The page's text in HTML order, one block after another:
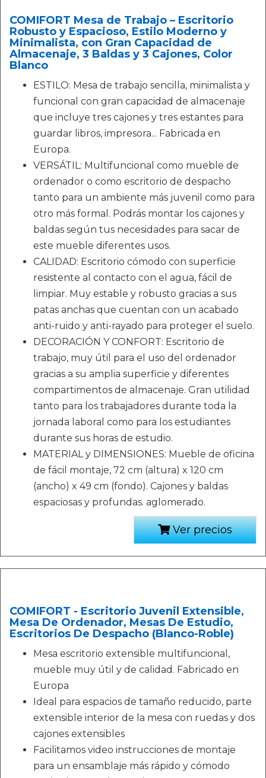
COMIFORT Mesa de Trabajo – Escritorio
Robusto y Espacioso, Estilo Moderno y
Minimalista, con Gran Capacidad de
Almacenaje, 3 Baldas y 3 Cajones, Color
Blanco
ESTILO: Mesa de trabajo sencilla, minimalista y
funcional con gran capacidad de almacenaje
que incluye tres cajones y tres estantes para
guardar libros, impresora... Fabricada en
Europa.
VERSÁTIL: Multifuncional como mueble de
ordenador o como escritorio de despacho
tanto para un ambiente más juvenil como para
otro más formal. Podrás montar los cajones y
baldas según tus necesidades para sacar de
este mueble diferentes usos.
CALIDAD: Escritorio cómodo con superficie
resistente al contacto con el agua, fácil de
limpiar. Muy estable y robusto gracias a sus
patas anchas que cuentan con un acabado
anti-ruido y anti-rayado para proteger el suelo.
DECORACIÓN Y CONFORT: Escritorio de
trabajo, muy útil para el uso del ordenador
gracias a su amplia superficie y diferentes
compartimentos de almacenaje. Gran utilidad
tanto para los trabajadores durante toda la
jornada laboral como para los estudiantes
durante sus horas de estudio.
MATERIAL y DIMENSIONES: Mueble de oficina
de fácil montaje, 72 cm (altura) x 120 cm
(ancho) x 49 cm (fondo). Cajones y baldas
espaciosas y profundas. aglomerado.
Ver precios
COMIFORT - Escritorio Juvenil Extensible,
Mesa De Ordenador, Mesas De Estudio,
Escritorios De Despacho (Blanco-Roble)
Mesa escritorio extensible multifuncional,
mueble muy útil y de calidad. Fabricado en
Europa
Ideal para espacios de tamaño reducido, parte
extensible interior de la mesa con ruedas y dos
cajones extensibles
Facilitamos video instrucciones de montaje
para un ensamblaje más rápido y cómodo